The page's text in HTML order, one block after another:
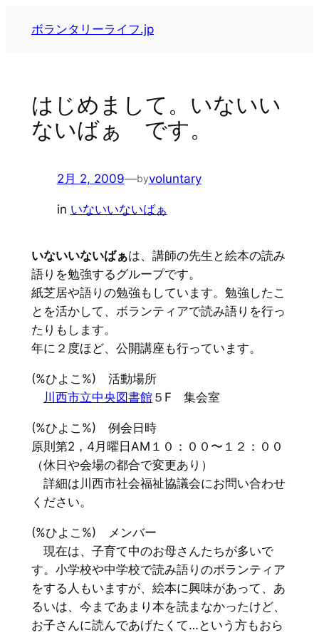
ボランタリーライフ.jp
はじめまして。いないい
ないばぁ です。
2月 2, 2009—byvoluntary
in いないいないばぁ
いないいないばぁは、講師の先生と絵本の読み
語りを勉強するグループです。
紙芝居や語りの勉強もしています。勉強したこ
とを活かして、ボランティアで読み語りを行っ
たりもします。
年に２度ほど、公開講座も行っています。
(%ひよこ%) 活動場所
川西市立中央図書館５F 集会室
(%ひよこ%) 例会日時
原則第2，4月曜日AM１０：００〜１２：００
（休日や会場の都合で変更あり）
詳細は川西市社会福祉協議会にお問い合わせ
ください。
(%ひよこ%) メンバー
現在は、子育て中のお母さんたちが多いで
す。小学校や中学校で読み語りのボランティア
をする人もいますが、絵本に興味があって、あ
るいは、今まであまり本を読まなかったけど、
お子さんに読んであげたくて…という方もおら